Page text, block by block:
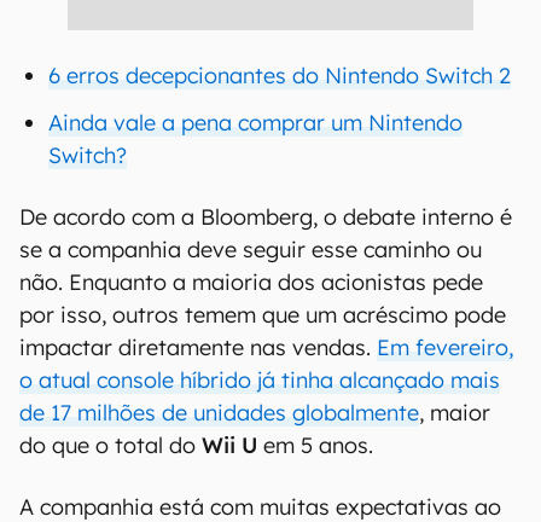
6 erros decepcionantes do Nintendo Switch 2
Ainda vale a pena comprar um Nintendo
Switch?
De acordo com a Bloomberg, o debate interno é
se a companhia deve seguir esse caminho ou
não. Enquanto a maioria dos acionistas pede
por isso, outros temem que um acréscimo pode
impactar diretamente nas vendas. Em fevereiro,
o atual console híbrido já tinha alcançado mais
de 17 milhões de unidades globalmente, maior
do que o total do Wii U em 5 anos.
A companhia está com muitas expectativas ao